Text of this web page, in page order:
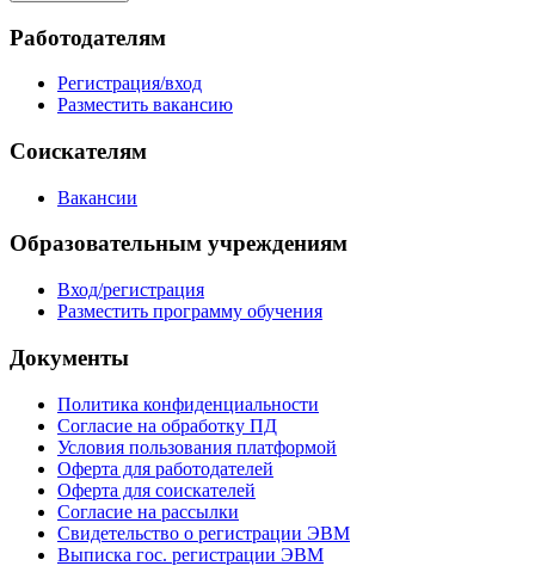
Работодателям
Регистрация/вход
Разместить вакансию
Соискателям
Вакансии
Образовательным учреждениям
Вход/регистрация
Разместить программу обучения
Документы
Политика конфиденциальности
Согласие на обработку ПД
Условия пользования платформой
Оферта для работодателей
Оферта для соискателей
Согласие на рассылки
Свидетельство о регистрации ЭВМ
Выписка гос. регистрации ЭВМ